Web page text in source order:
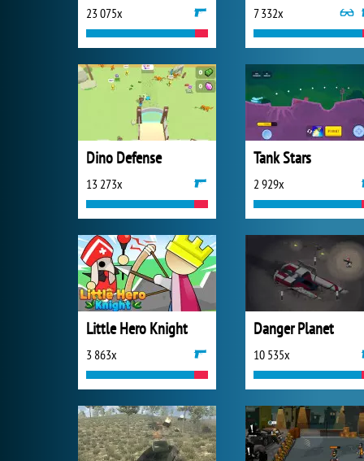
23 075x 7 332x
Dino Defense
13 273x
Tank Stars
2 929x
Little Hero Knight
3 863x
Danger Planet
10 535x